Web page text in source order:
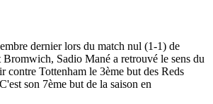
dernier lors du match nul (1-1) de
Sadio Mané a retrouvé le sens du
contre Tottenham le 3ème but des Reds
son 7ème but de la saison en